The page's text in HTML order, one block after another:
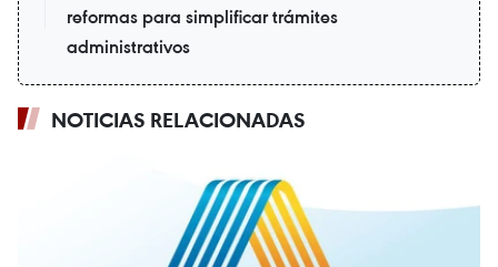
reformas para simplificar trámites
administrativos
NOTICIAS RELACIONADAS